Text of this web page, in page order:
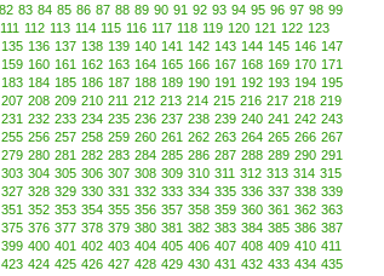
82 83 84 85 86 87 88 89 90 91 92 93 94 95 96 97 98 99
111 112 113 114 115 116 117 118 119 120 121 122 123
135 136 137 138 139 140 141 142 143 144 145 146 147
159 160 161 162 163 164 165 166 167 168 169 170 171
183 184 185 186 187 188 189 190 191 192 193 194 195
207 208 209 210 211 212 213 214 215 216 217 218 219
231 232 233 234 235 236 237 238 239 240 241 242 243
255 256 257 258 259 260 261 262 263 264 265 266 267
279 280 281 282 283 284 285 286 287 288 289 290 291
303 304 305 306 307 308 309 310 311 312 313 314 315
327 328 329 330 331 332 333 334 335 336 337 338 339
351 352 353 354 355 356 357 358 359 360 361 362 363
375 376 377 378 379 380 381 382 383 384 385 386 387
399 400 401 402 403 404 405 406 407 408 409 410 411
423 424 425 426 427 428 429 430 431 432 433 434 435